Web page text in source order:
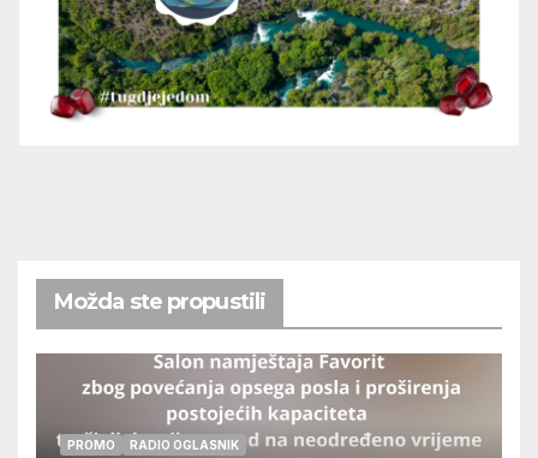
Možda ste propustili
PROMO RADIO OGLASNIK